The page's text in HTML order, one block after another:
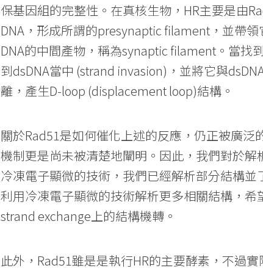
保基因組的完整性。在真核生物，HR主要是由
DNA，形成所謂的presynaptic filament，並帶
DNA的中間產物，稱為synaptic filament。當找
到dsDNA當中 (strand invasion)，並將它與
離，產生D-loop (displacement loop)結構。
關於Rad51是如何催化上述的反應，仍正被廣
機制更是尚未被清楚地闡明。因此，我們對於
冷凍電子顯微的技術，我們已經解析部分結構
利用冷凍電子顯微的技術解析更多相關結構，
strand exchange上的結構機轉。
此外，Rad51雖是是執行HR的主要酵素，不過